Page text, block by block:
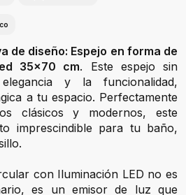
de diseño: Espejo en forma de
35x70 cm. Este espejo sin
y la funcionalidad,
a tu espacio. Perfectamente
clásicos y modernos, este
imprescindible para tu baño,
con Iluminación LED no es
es un emisor de luz que